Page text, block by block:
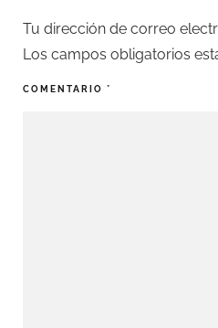
Tu dirección de correo
Los campos obligatorios
COMENTARIO *